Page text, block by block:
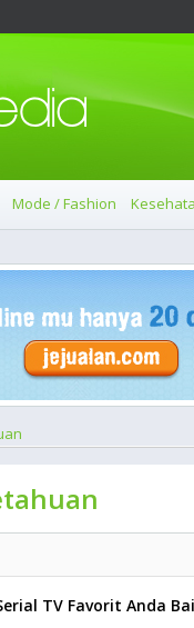
Mode / Fashion
TV Favorit Anda